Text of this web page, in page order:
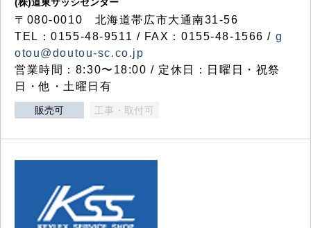
〒080-0010 北海道帯広市大通南31-56
TEL：0155-48-9511 / FAX：0155-48-1566 / g
otou@doutou-sc.co.jp
営業時間：8:30〜18:00 / 定休日：日曜日・祝祭
日・他・土曜日有
販売可 工事・取付可